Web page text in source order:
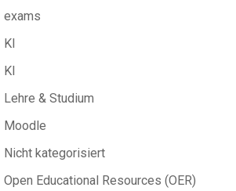
exams
KI
KI
Lehre & Studium
Moodle
Nicht kategorisiert
Open Educational Resources (OER)